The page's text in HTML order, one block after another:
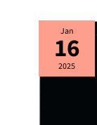
Jan
16
2025